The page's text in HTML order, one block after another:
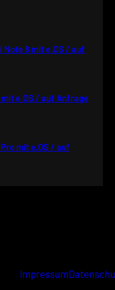
Note 8 mit e.OS / auf
mit e.OS / auf Anfrage
mit e.OS / auf
Impressum